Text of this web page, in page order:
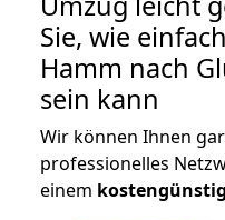
Sie, wie
Hamm nach
sein kann
Wir können Ihnen
professionelles
einem